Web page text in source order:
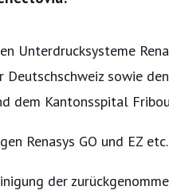
Unterdrucksysteme
Deutschschweiz sowie
dem Kantonsspital
Renasys GO und EZ
der